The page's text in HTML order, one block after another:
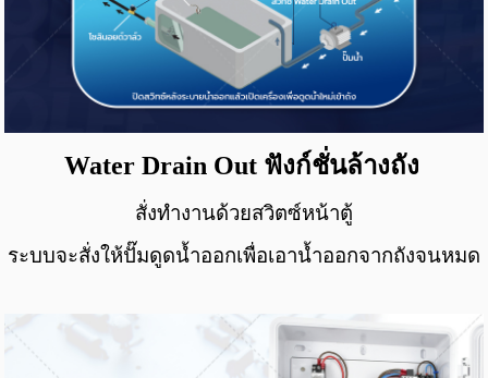
Water Drain Out ฟังก์ชั่นล้างถัง
สั่งทำงานด้วยสวิตซ์หน้าตู้
ระบบจะสั่งให้ปั๊มดูดน้ำออกเพื่อเอาน้ำออกจากถังจนหมด